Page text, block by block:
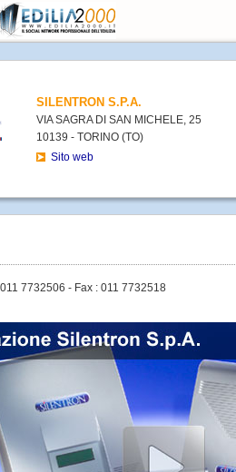
SILENTRON S.P.A.
VIA SAGRA DI SAN MICHELE, 25
10139 - TORINO (TO)
Sito web
7732506 - Fax : 011 7732518